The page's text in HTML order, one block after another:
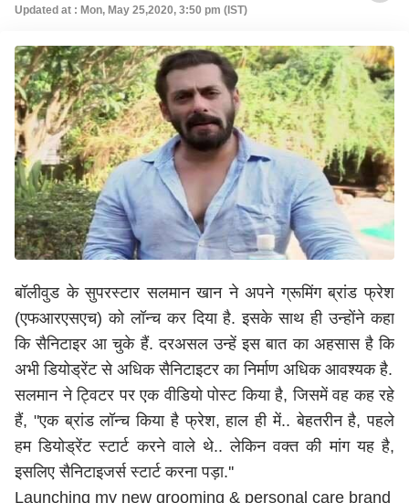
Updated at : Mon, May 25,2020, 3:50 pm (IST)
बॉलीवुड के सुपरस्टार सलमान खान ने अपने ग्रूमिंग ब्रांड फ्रेश
(एफआरएसएच) को लॉन्च कर दिया है. इसके साथ ही उन्होंने कहा
कि सैनिटाइर आ चुके हैं. दरअसल उन्हें इस बात का अहसास है कि
अभी डियोड्रेंट से अधिक सैनिटाइटर का निर्माण अधिक आवश्यक है.
सलमान ने ट्विटर पर एक वीडियो पोस्ट किया है, जिसमें वह कह रहे
हैं, "एक ब्रांड लॉन्च किया है फ्रेश, हाल ही में.. बेहतरीन है, पहले
हम डियोड्रेंट स्टार्ट करने वाले थे.. लेकिन वक्त की मांग यह है,
इसलिए सैनिटाइजर्स स्टार्ट करना पड़ा.''
Launching my new grooming & personal care brand